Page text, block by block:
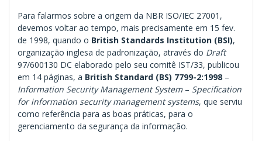
Para falarmos sobre a origem da NBR ISO/IEC 27001,
devemos voltar ao tempo, mais precisamente em 15 fev.
de 1998, quando o British Standards Institution (BSI),
organização inglesa de padronização, através do Draft
97/600130 DC elaborado pelo seu comitê IST/33, publicou
em 14 páginas, a British Standard (BS) 7799-2:1998 –
Information Security Management System– Specification
for information security management systems, que serviu
como referência para as boas práticas, para o
gerenciamento da segurança da informação.